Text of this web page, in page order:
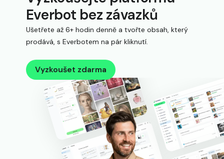
Everbot bez závazků
Ušetřete až 6+ hodin denně a tvořte obsah, který
prodává, s Everbotem na pár kliknutí.
Vyzkoušet zdarma